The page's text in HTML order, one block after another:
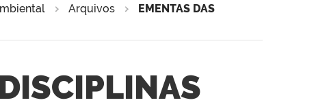
Arquivos
EMENTAS DAS